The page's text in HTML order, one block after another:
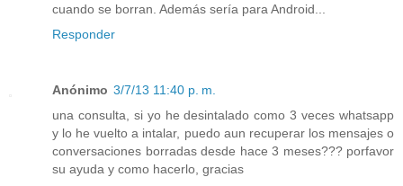
cuando se borran. Además sería para Android...
Responder
Anónimo 3/7/13 11:40 p. m.
una consulta, si yo he desintalado como 3 veces whatsapp
y lo he vuelto a intalar, puedo aun recuperar los mensajes o
conversaciones borradas desde hace 3 meses??? porfavor
su ayuda y como hacerlo, gracias